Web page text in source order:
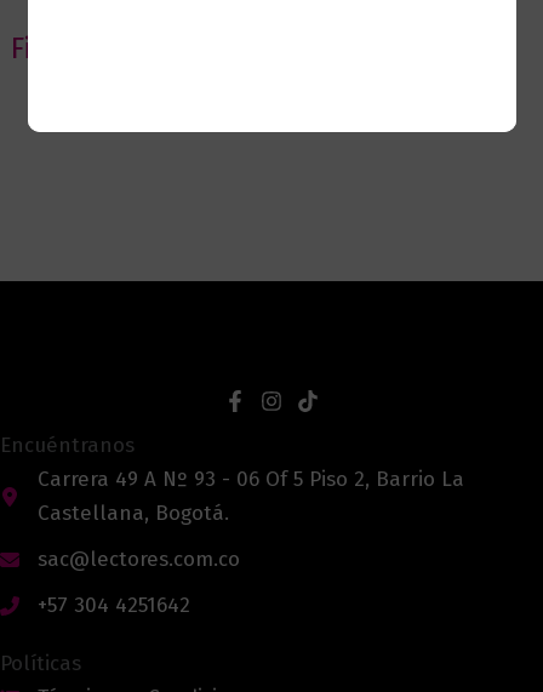
Filtrar por editorial
Encuéntranos
Carrera 49 A Nº 93 - 06 Of 5 Piso 2, Barrio La
Castellana, Bogotá.
sac@lectores.com.co
+57 304 4251642
Políticas